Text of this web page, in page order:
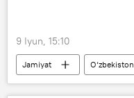
9 Iyun, 15:10
Jamiyat O‘zbekiston